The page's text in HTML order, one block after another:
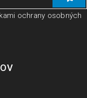
ochrany osobných